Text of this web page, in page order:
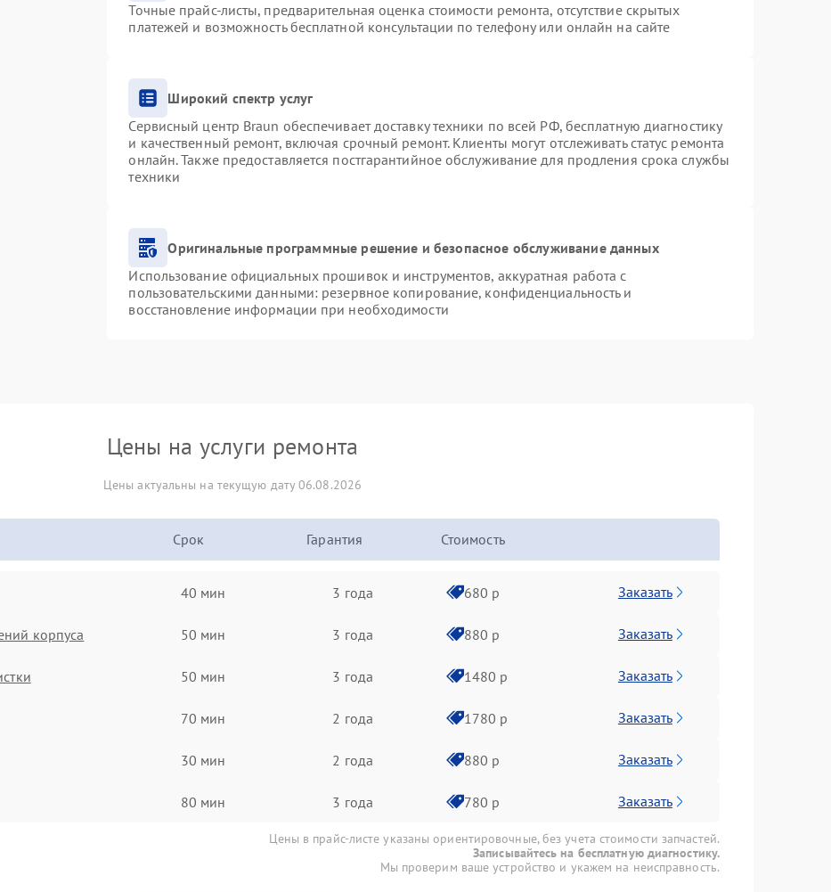
Точные прайс-листы, предварительная оценка стоимости ремонта, отсутствие скрытых
платежей и возможность бесплатной консультации по телефону или онлайн на сайте
Широкий спектр услуг
Сервисный центр Braun обеспечивает доставку техники по всей РФ, бесплатную диагностику
и качественный ремонт, включая срочный ремонт. Клиенты могут отслеживать статус ремонта
онлайн. Также предоставляется постгарантийное обслуживание для продления срока службы
техники
Оригинальные программные решение и безопасное обслуживание данных
Использование официальных прошивок и инструментов, аккуратная работа с
пользовательскими данными: резервное копирование, конфиденциальность и
восстановление информации при необходимости
Цены на услуги ремонта
Цены актуальны на текущую дату 06.08.2026
Срок Гарантия Стоимость
40 мин 3 года 680 р Заказать
корпуса 50 мин 3 года 880 р Заказать
50 мин 3 года 1480 р Заказать
70 мин 2 года 1780 р Заказать
30 мин 2 года 880 р Заказать
80 мин 3 года 780 р Заказать
Цены в прайс-листе указаны ориентировочные, без учета стоимости запчастей.
Записывайтесь на бесплатную диагностику.
Мы проверим ваше устройство и укажем на неисправность.